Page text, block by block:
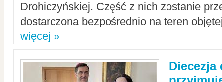
Drohiczyńskiej. Część z nich zostanie
dostarczona bezpośrednio na teren
więcej »
Diecezja